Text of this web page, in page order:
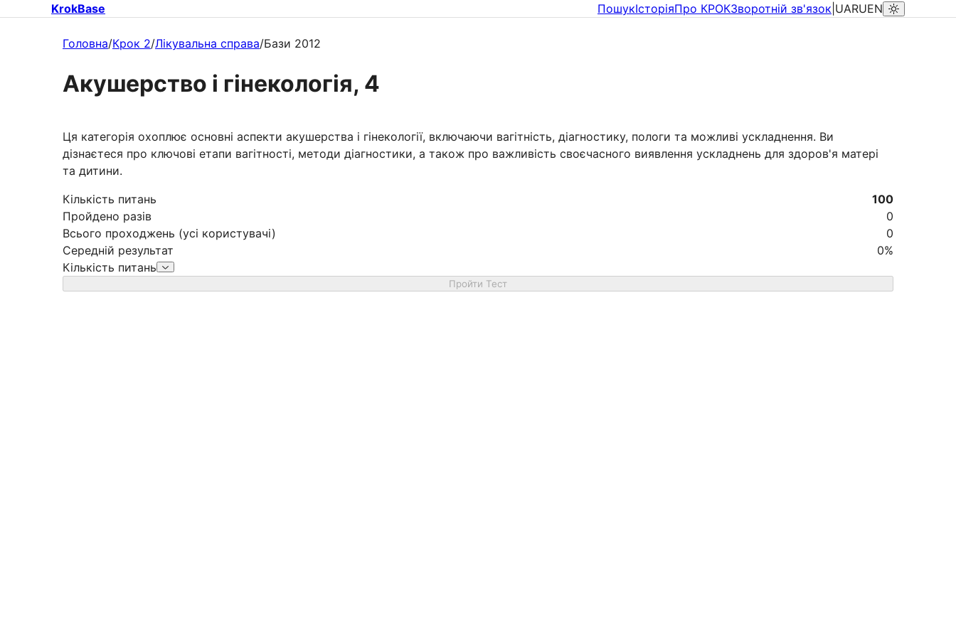
KrokBase ПошукІсторіяПро КРОКЗворотній зв'язок UARUEN
Головна/Крок 2/Лікувальна справа/Бази 2012
Акушерство і гінекологія, 4
Ця категорія охоплює основні аспекти акушерства і гінекології, включаючи вагітність, діагностику, пологи та можливі ускладнення. Ви
дізнаєтеся про ключові етапи вагітності, методи діагностики, а також про важливість своєчасного виявлення ускладнень для здоров'я матері
та дитини.
Кількість питань
100
Пройдено разів
0
Всього проходжень (усі користувачі)
0
Середній результат
0%
Кількість питань
Пройти Тест